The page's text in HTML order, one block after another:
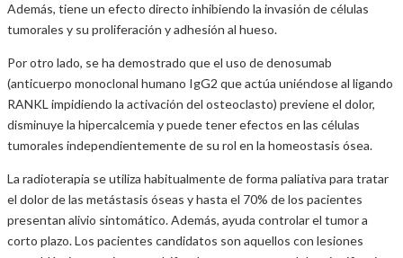
Además, tiene un efecto directo inhibiendo la invasión de células
tumorales y su proliferación y adhesión al hueso.
Por otro lado, se ha demostrado que el uso de denosumab
(anticuerpo monoclonal humano IgG2 que actúa uniéndose al ligando
RANKL impidiendo la activación del osteoclasto) previene el dolor,
disminuye la hipercalcemia y puede tener efectos en las células
tumorales independientemente de su rol en la homeostasis ósea.
La radioterapia se utiliza habitualmente de forma paliativa para tratar
el dolor de las metástasis óseas y hasta el 70% de los pacientes
presentan alivio sintomático. Además, ayuda controlar el tumor a
corto plazo. Los pacientes candidatos son aquellos con lesiones